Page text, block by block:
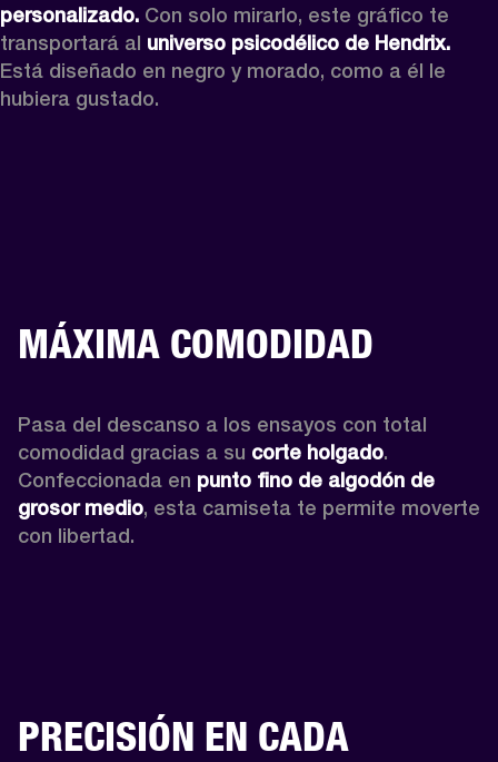
personalizado. Con solo mirarlo, este gráfico te
transportará al universo psicodélico de Hendrix.
Está diseñado en negro y morado, como a él le
hubiera gustado.
MÁXIMA COMODIDAD
Pasa del descanso a los ensayos con total
comodidad gracias a su corte holgado.
Confeccionada en punto fino de algodón de
grosor medio, esta camiseta te permite moverte
con libertad.
PRECISIÓN EN CADA